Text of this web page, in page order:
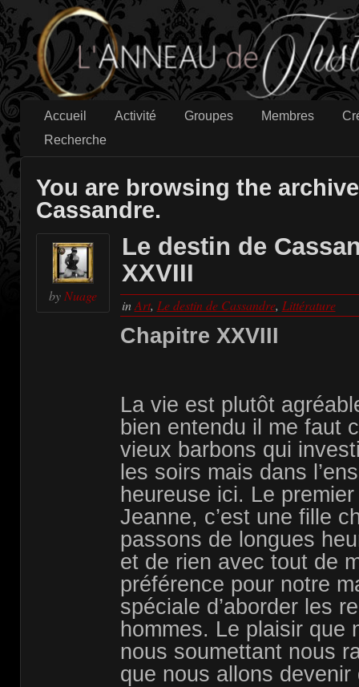
Accueil Activité Groupes Membres
Recherche
You are browsing the
Cassandre.
by Nuage
Le destin de
XXVIII
inArt, Le destin de Cassandre, Littérature
Chapitre XXVIII
La vie est plutôt
bien entendu il me faut
vieux barbons qui
les soirs mais dans
heureuse ici. Le
Jeanne, c’est une fille
passons de longues
et de rien avec tout de
préférence pour notre
spéciale d’aborder les
hommes. Le plaisir que
nous soumettant nous
que nous allons